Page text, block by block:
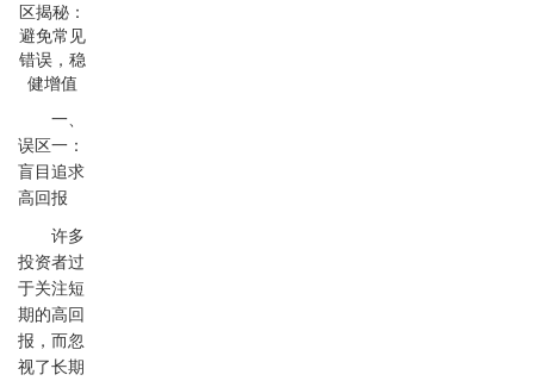
一、
误区一：
盲目追求
高回报
许多
投资者过
于关注短
期的高回
报，而忽
视了长期